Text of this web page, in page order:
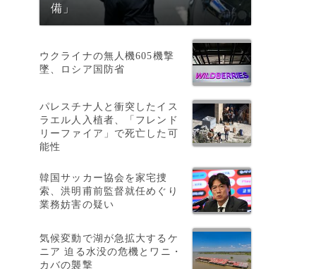
備」
ウクライナの無人機605機撃
墜、ロシア国防省
パレスチナ人と衝突したイス
ラエル人入植者、「フレンド
リーファイア」で死亡した可
能性
韓国サッカー協会を家宅捜
索、洪明甫前監督就任めぐり
業務妨害の疑い
気候変動で湖が急拡大するケ
ニア 迫る水没の危機とワニ・
カバの襲撃